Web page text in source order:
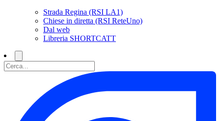
Strada Regina (RSI LA1)
Chiese in diretta (RSI ReteUno)
Dal web
Libreria SHORTCATT